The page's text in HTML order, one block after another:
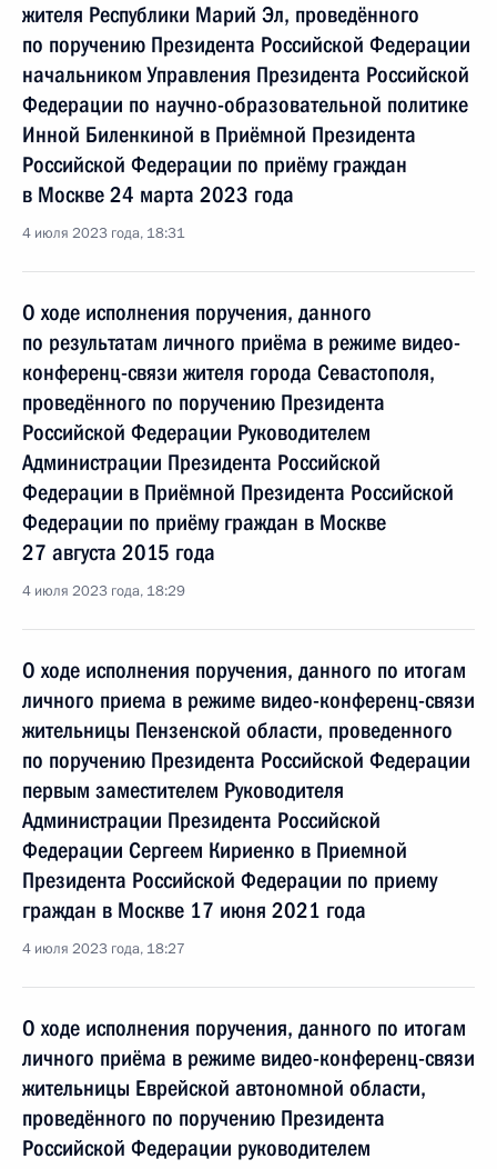
жителя Республики Марий Эл, проведённого
по поручению Президента Российской Федерации
начальником Управления Президента Российской
Федерации по научно-образовательной политике
Инной Биленкиной в Приёмной Президента
Российской Федерации по приёму граждан
в Москве 24 марта 2023 года
4 июля 2023 года, 18:31
О ходе исполнения поручения, данного
по результатам личного приёма в режиме видео-
конференц-связи жителя города Севастополя,
проведённого по поручению Президента
Российской Федерации Руководителем
Администрации Президента Российской
Федерации в Приёмной Президента Российской
Федерации по приёму граждан в Москве
27 августа 2015 года
4 июля 2023 года, 18:29
О ходе исполнения поручения, данного по итогам
личного приема в режиме видео-конференц-связи
жительницы Пензенской области, проведенного
по поручению Президента Российской Федерации
первым заместителем Руководителя
Администрации Президента Российской
Федерации Сергеем Кириенко в Приемной
Президента Российской Федерации по приему
граждан в Москве 17 июня 2021 года
4 июля 2023 года, 18:27
О ходе исполнения поручения, данного по итогам
личного приёма в режиме видео-конференц-связи
жительницы Еврейской автономной области,
проведённого по поручению Президента
Российской Федерации руководителем